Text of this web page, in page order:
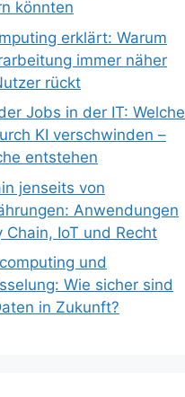
könnten
erklärt: Warum
immer näher
rückt
Jobs in der IT: Welche
KI verschwinden –
entstehen
jenseits von
Anwendungen
Chain, IoT und Recht
und
Wie sicher sind
in Zukunft?